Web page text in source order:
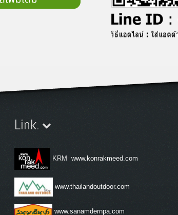
Link.
KRM www.konrakmeed.com
www.thailandoutdoor.com
www.sanamdernpa.com